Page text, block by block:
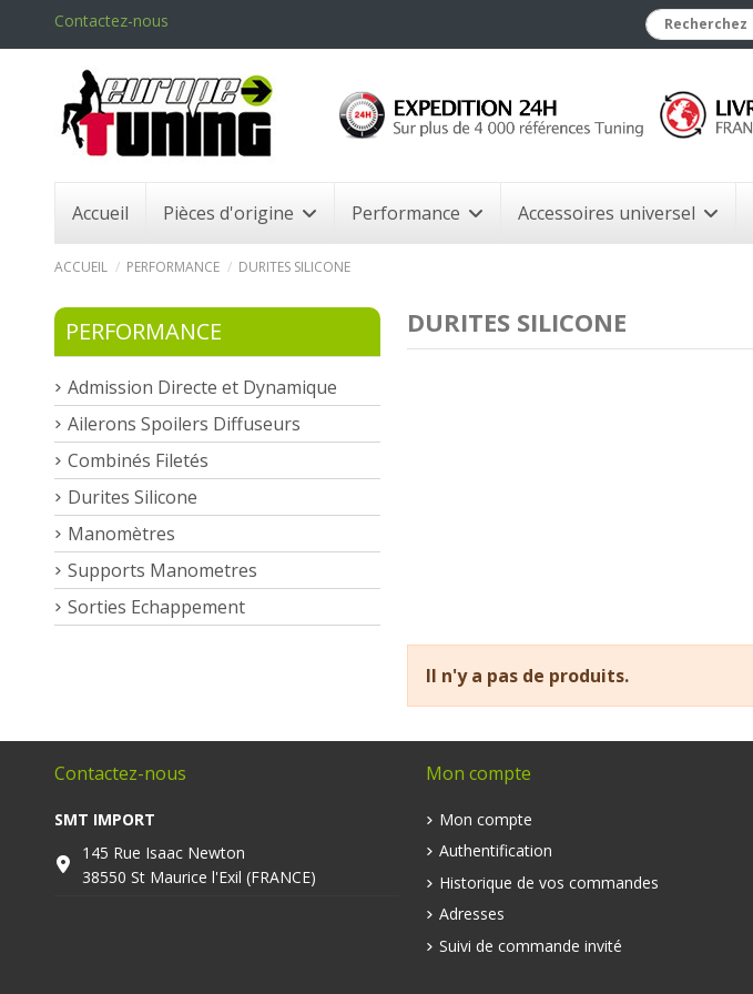
Contactez-nous
Accueil Pièces d'origine Performance Accessoires universel
ACCUEIL PERFORMANCE DURITES SILICONE
DURITES SILICONE
Il n'y a pas de produits.
PERFORMANCE
Admission Directe et Dynamique
Ailerons Spoilers Diffuseurs
Combinés Filetés
Durites Silicone
Manomètres
Supports Manometres
Sorties Echappement
Contactez-nous
SMT IMPORT
145 Rue Isaac Newton
38550 St Maurice l'Exil (FRANCE)
Mon compte
Mon compte
Authentification
Historique de vos commandes
Adresses
Suivi de commande invité